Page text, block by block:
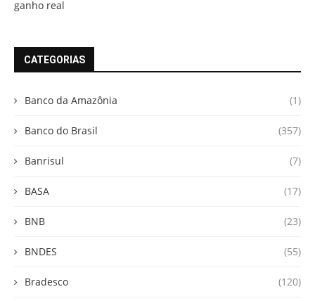
ganho real
CATEGORIAS
Banco da Amazônia (1)
Banco do Brasil (357)
Banrisul (7)
BASA (17)
BNB (23)
BNDES (55)
Bradesco (120)